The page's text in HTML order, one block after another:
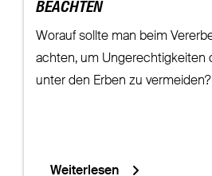
BEACHTEN
Worauf sollte man beim
achten, um Ungerechtigkeiten
unter den Erben zu vermeiden?
Weiterlesen